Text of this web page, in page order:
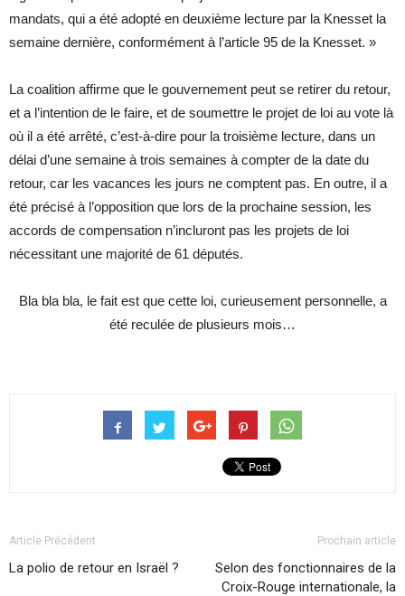
mandats, qui a été adopté en deuxième lecture par la Knesset la
semaine dernière, conformément à l’article 95 de la Knesset. »
La coalition affirme que le gouvernement peut se retirer du retour,
et a l’intention de le faire, et de soumettre le projet de loi au vote là
où il a été arrêté, c’est-à-dire pour la troisième lecture, dans un
délai d’une semaine à trois semaines à compter de la date du
retour, car les vacances les jours ne comptent pas. En outre, il a
été précisé à l’opposition que lors de la prochaine session, les
accords de compensation n’incluront pas les projets de loi
nécessitant une majorité de 61 députés.
Bla bla bla, le fait est que cette loi, curieusement personnelle, a
été reculée de plusieurs mois…
Article Précédent
La polio de retour en Israël ?
Prochain article
Selon des fonctionnaires de la
Croix-Rouge internationale, la